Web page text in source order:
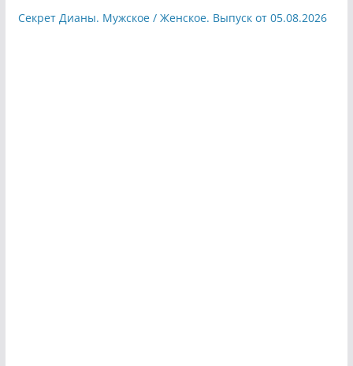
Секрет Дианы. Мужское / Женское. Выпуск от 05.08.2026